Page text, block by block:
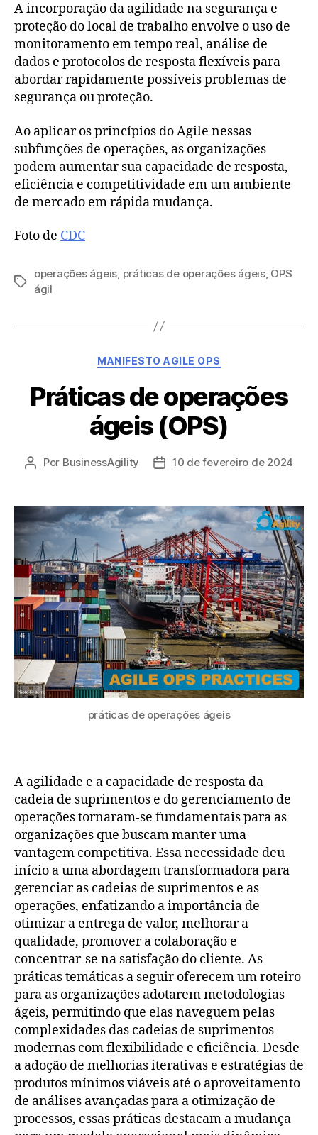
A incorporação da agilidade na segurança e
proteção do local de trabalho envolve o uso de
monitoramento em tempo real, análise de
dados e protocolos de resposta flexíveis para
abordar rapidamente possíveis problemas de
segurança ou proteção.
Ao aplicar os princípios do Agile nessas
subfunções de operações, as organizações
podem aumentar sua capacidade de resposta,
eficiência e competitividade em um ambiente
de mercado em rápida mudança.
Foto de CDC
Tags
operações ágeis, práticas de operações ágeis, OPS
ágil
Categorias
MANIFESTO AGILE OPS
Práticas de operações
ágeis (OPS)
Autor
Por BusinessAgility
Data10 de fevereiro de 2024
práticas de operações ágeis
A agilidade e a capacidade de resposta da
cadeia de suprimentos e do gerenciamento de
operações tornaram-se fundamentais para as
organizações que buscam manter uma
vantagem competitiva. Essa necessidade deu
início a uma abordagem transformadora para
gerenciar as cadeias de suprimentos e as
operações, enfatizando a importância de
otimizar a entrega de valor, melhorar a
qualidade, promover a colaboração e
concentrar-se na satisfação do cliente. As
práticas temáticas a seguir oferecem um roteiro
para as organizações adotarem metodologias
ágeis, permitindo que elas naveguem pelas
complexidades das cadeias de suprimentos
modernas com flexibilidade e eficiência. Desde
a adoção de melhorias iterativas e estratégias de
produtos mínimos viáveis até o aproveitamento
de análises avançadas para a otimização de
processos, essas práticas destacam a mudança